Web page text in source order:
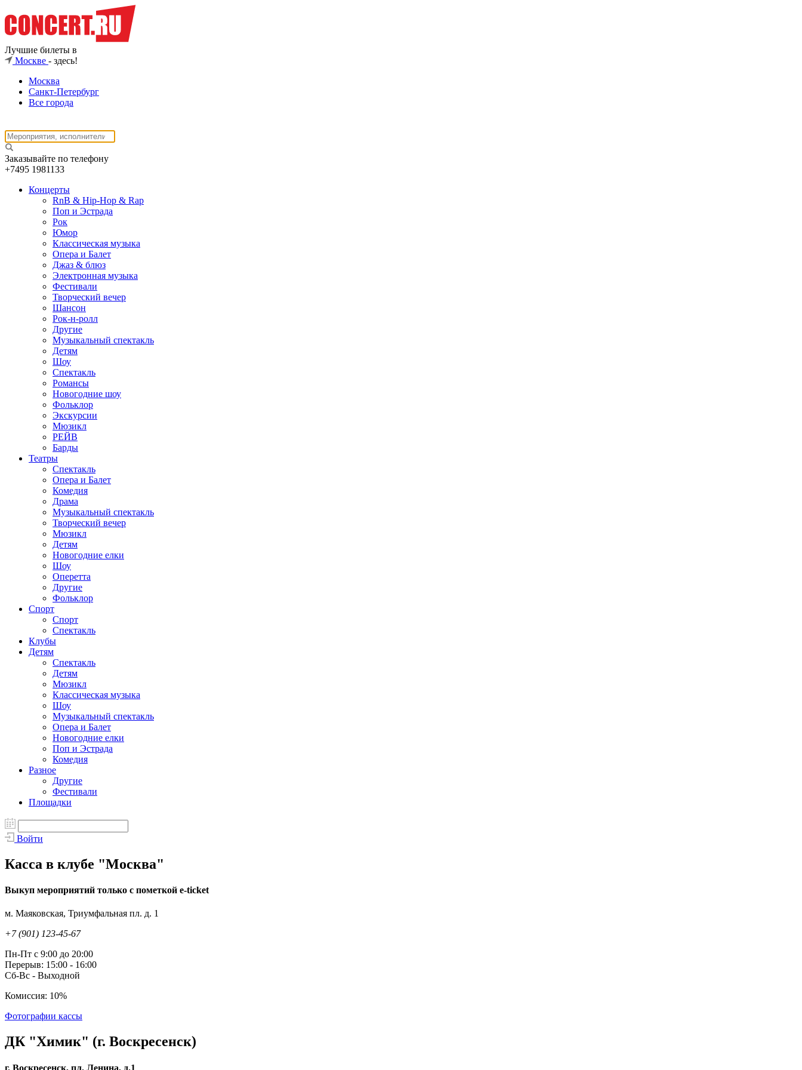
Лучшие билеты в
Москве - здесь!
Москва
Санкт-Петербург
Все города
Заказывайте по телефону
+7495 1981133
Концерты
RnB & Hip-Hop & Rap
Поп и Эстрада
Рок
Юмор
Классическая музыка
Опера и Балет
Джаз & блюз
Электронная музыка
Фестивали
Творческий вечер
Шансон
Рок-н-ролл
Другие
Музыкальный спектакль
Детям
Шоу
Спектакль
Романсы
Новогодние шоу
Фольклор
Экскурсии
Мюзикл
РЕЙВ
Барды
Театры
Спектакль
Опера и Балет
Комедия
Драма
Музыкальный спектакль
Творческий вечер
Мюзикл
Детям
Новогодние елки
Шоу
Оперетта
Другие
Фольклор
Спорт
Спорт
Спектакль
Клубы
Детям
Спектакль
Детям
Мюзикл
Классическая музыка
Шоу
Музыкальный спектакль
Опера и Балет
Новогодние елки
Поп и Эстрада
Комедия
Разное
Другие
Фестивали
Площадки
Войти
Касса в клубе "Москва"
Выкуп мероприятий только с пометкой e-ticket
м. Маяковская, Триумфальная пл. д. 1
+7 (901) 123-45-67
Пн-Пт с 9:00 до 20:00
Перерыв: 15:00 - 16:00
Сб-Вс - Выходной
Комиссия: 10%
Фотографии кассы
ДК "Химик" (г. Воскресенск)
г. Воскресенск, пл. Ленина, д.1